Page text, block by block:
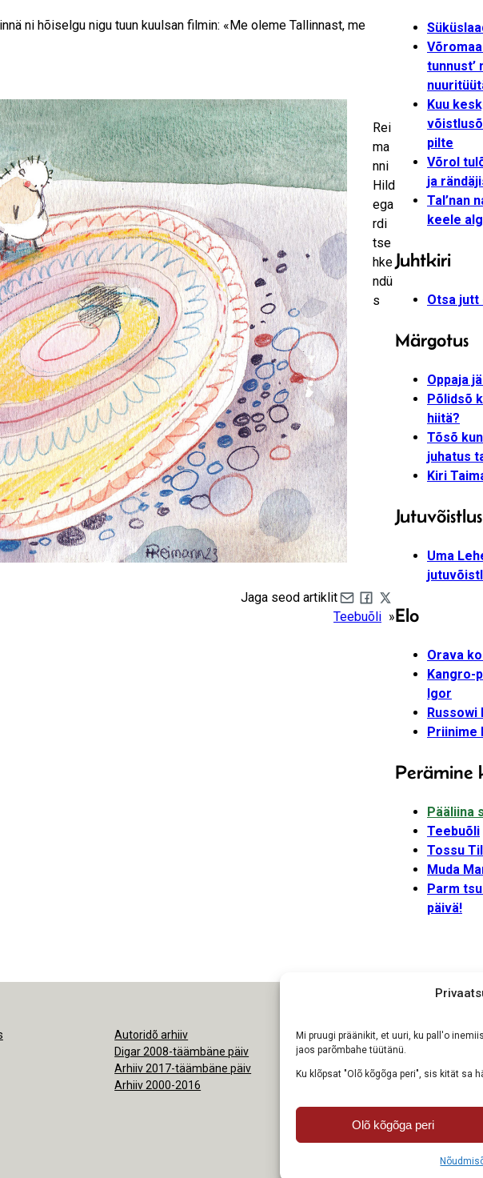
Mi pruugi präänikit, et uuri, ku pall'o
jaos parõmbahe tüütänü.
Ku klõpsat "Olõ kõgõga peri", sis kität sa
Olõ kõgõga peri
ni hõiselgu nigu tuun kuulsan filmin: «Me oleme Tallinnast, me
Rei
ma
nni
Hild
ega
rdi
tse
hke
ndü
s
Jaga seod artiklit
Share by e-mail
Share on Facebook
Share on X
Teebuõli »
tunnust’
Kuu
pilte
Võrol
ja
Tal’nan
keele
Juhtkiri
Otsa jutt
Märgotus
Oppaja
Põlidsõ
hiitä?
Tõsõ
juhatus
Kiri
Jutuvõistlus
Uma
Elo
Orava
Kangro-
Igor
Russowi
Priinime
Perämine
Pääliina
Teebuõli
Tossu
Muda
Parm
päivä!
Autoridõ arhiiv
Digar 2008-täämbäne päiv
Arhiiv 2017-täämbäne päiv
Arhiiv 2000-2016
Ligipäsemine
Nõudmisõ pruukmisõs